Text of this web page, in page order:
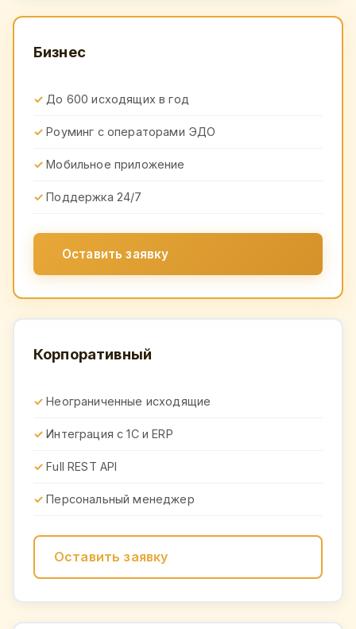
Бизнес
До 600 исходящих в год
Роуминг с операторами ЭДО
Мобильное приложение
Поддержка 24/7
Оставить заявку
Корпоративный
Неограниченные исходящие
Интеграция с 1С и ERP
Full REST API
Персональный менеджер
Оставить заявку